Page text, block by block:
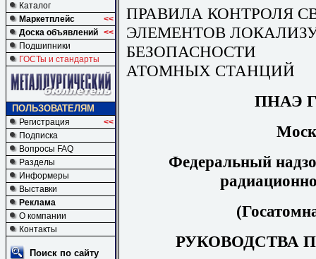
Каталог
Маркетплейс
<<
Доска объявлений <<
Подшипники
ГОСТы и стандарты
ПОЛЬЗОВАТЕЛЯМ
Регистрация
<<
Подписка
Вопросы FAQ
Разделы
Информеры
Выставки
Реклама
О компании
Контакты
Поиск по сайту
ПРАВИЛА КОНТРОЛЯ
ЭЛЕМЕНТОВ
БЕЗОПАСНОСТИ
АТОМНЫХ СТАНЦИЙ
ПНАЭ
Федеральный
РУКОВОДСТВА